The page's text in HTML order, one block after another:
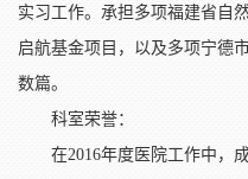
实习工作。承担多项福建省自
启航基金项目，以及多项宁德
数篇。
科室荣誉：
在2016年度医院工作中，